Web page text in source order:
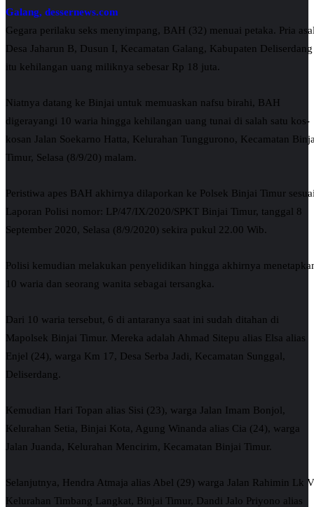
Galang, dessernews.com
Gegara perilaku seks menyimpang, BAH (32) menuai petaka. Pria
Desa Jaharun B, Dusun I, Kecamatan Galang, Kabupaten Deliserdang
itu kehilangan uang miliknya sebesar Rp 18 juta.
Niatnya datang ke Binjai untuk memuaskan nafsu birahi, BAH
digerayangi 10 waria hingga kehilangan uang tunai di salah satu kos-
kosan Jalan Soekarno Hatta, Kelurahan Tunggurono, Kecamatan
Timur, Selasa (8/9/20) malam.
Peristiwa apes BAH akhirnya dilaporkan ke Polsek Binjai Timur
Laporan Polisi nomor: LP/47/IX/2020/SPKT Binjai Timur, tanggal 8
September 2020, Selasa (8/9/2020) sekira pukul 22.00 Wib.
Polisi kemudian melakukan penyelidikan hingga akhirnya
10 waria dan seorang wanita sebagai tersangka.
Dari 10 waria tersebut, 6 di antaranya saat ini sudah ditahan di
Mapolsek Binjai Timur. Mereka adalah Ahmad Sitepu alias Elsa alias
Enjel (24), warga Km 17, Desa Serba Jadi, Kecamatan Sunggal,
Deliserdang.
Kemudian Hari Topan alias Sisi (23), warga Jalan Imam Bonjol,
Kelurahan Setia, Binjai Kota, Agung Winanda alias Cia (24), warga
Jalan Juanda, Kelurahan Mencirim, Kecamatan Binjai Timur.
Selanjutnya, Hendra Atmaja alias Abel (29) warga Jalan Rahimin Lk
Kelurahan Timbang Langkat, Binjai Timur, Dandi Jalo Priyono alias